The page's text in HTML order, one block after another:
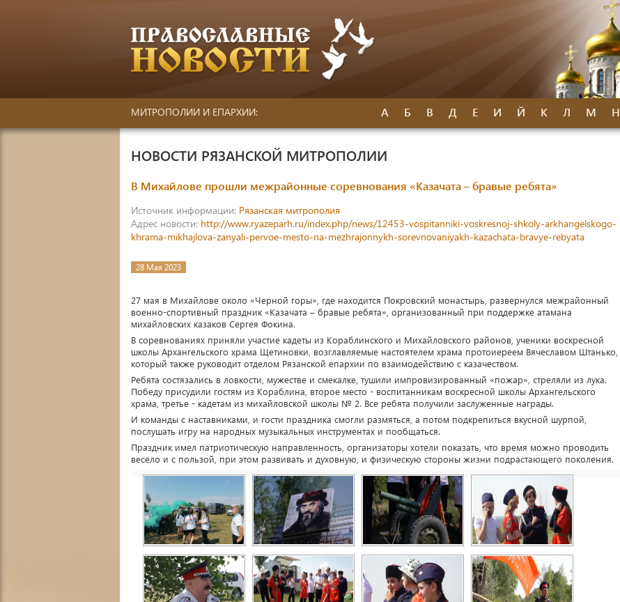
МИТРОПОЛИИ И ЕПАРХИИ: А Б В Д Е И Й К Л М Н
НОВОСТИ РЯЗАНСКОЙ МИТРОПОЛИИ
В Михайлове прошли межрайонные соревнования «Казачата – бравые ребята»
Источник информации: Рязанская митрополия
Адрес новости: http://www.ryazeparh.ru/index.php/news/12453-vospitanniki-voskresnoj-shkoly-arkhangelskogo-
khrama-mikhajlova-zanyali-pervoe-mesto-na-mezhrajonnykh-sorevnovaniyakh-kazachata-bravye-rebyata
28 Мая 2023
27 мая в Михайлове около «Черной горы», где находится Покровский монастырь, развернулся межрайонный
военно-спортивный праздник «Казачата – бравые ребята», организованный при поддержке атамана
михайловских казаков Сергея Фокина.
В соревнованиях приняли участие кадеты из Кораблинского и Михайловского районов, ученики воскресной
школы Архангельского храма Щетиновки, возглавляемые настоятелем храма протоиереем Вячеславом Штанько,
который также руководит отделом Рязанской епархии по взаимодействию с казачеством.
Ребята состязались в ловкости, мужестве и смекалке, тушили импровизированный «пожар», стреляли из лука.
Победу присудили гостям из Кораблина, второе место - воспитанникам воскресной школы Архангельского
храма, третье - кадетам из михайловской школы № 2. Все ребята получили заслуженные награды.
И команды с наставниками, и гости праздника смогли размяться, а потом подкрепиться вкусной шурпой,
послушать игру на народных музыкальных инструментах и пообщаться.
Праздник имел патриотическую направленность, организаторы хотели показать, что время можно проводить
весело и с пользой, при этом развивать и духовную, и физическую стороны жизни подрастающего поколения.